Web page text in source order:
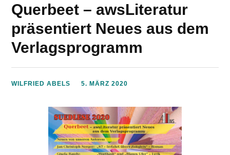
Querbeet – awsLiteratur
präsentiert Neues aus dem
Verlagsprogramm
WILFRIED ABELS 5. MÄRZ 2020